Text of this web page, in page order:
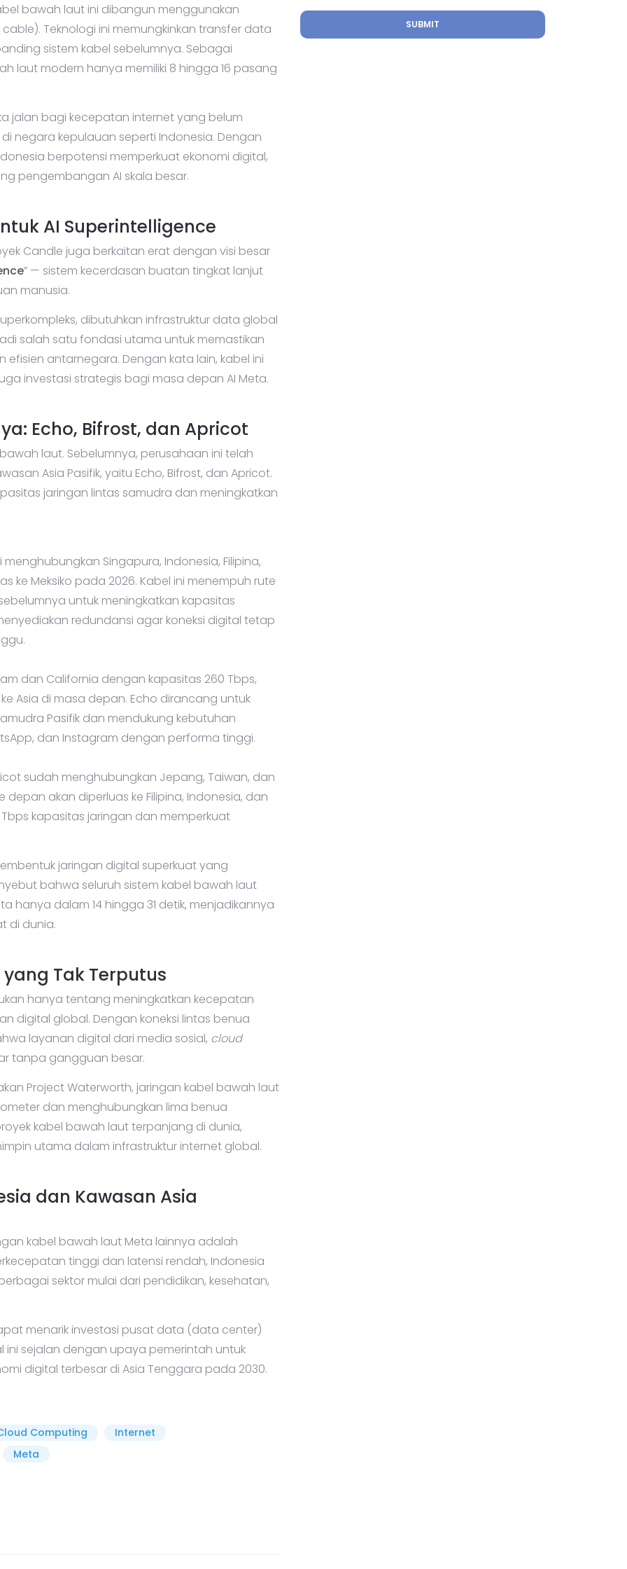
bawah laut ini dibangun menggunakan
Teknologi ini memungkinkan transfer data
sistem kabel sebelumnya. Sebagai
laut modern hanya memiliki 8 hingga 16 pasang
jalan bagi kecepatan internet yang belum
negara kepulauan seperti Indonesia. Dengan
berpotensi memperkuat ekonomi digital,
pengembangan AI skala besar.
AI Superintelligence
Candle juga berkaitan erat dengan visi besar
” — sistem kecerdasan buatan tingkat lanjut
manusia.
dibutuhkan infrastruktur data global
salah satu fondasi utama untuk memastikan
antarnegara. Dengan kata lain, kabel ini
investasi strategis bagi masa depan AI Meta.
Echo, Bifrost, dan Apricot
laut. Sebelumnya, perusahaan ini telah
Asia Pasifik, yaitu Echo, Bifrost, dan Apricot.
jaringan lintas samudra dan meningkatkan
Singapura, Indonesia, Filipina,
ke Meksiko pada 2026. Kabel ini menempuh rute
untuk meningkatkan kapasitas
redundansi agar koneksi digital tetap
dan California dengan kapasitas 260 Tbps,
Asia di masa depan. Echo dirancang untuk
Pasifik dan mendukung kebutuhan
dan Instagram dengan performa tinggi.
sudah menghubungkan Jepang, Taiwan, dan
akan diperluas ke Filipina, Indonesia, dan
kapasitas jaringan dan memperkuat
jaringan digital superkuat yang
bahwa seluruh sistem kabel bawah laut
hanya dalam 14 hingga 31 detik, menjadikannya
di dunia.
Tak Terputus
hanya tentang meningkatkan kecepatan
digital global. Dengan koneksi lintas benua
layanan digital dari media sosial, cloud
tanpa gangguan besar.
Project Waterworth, jaringan kabel bawah laut
dan menghubungkan lima benua
kabel bawah laut terpanjang di dunia,
utama dalam infrastruktur internet global.
dan Kawasan Asia
kabel bawah laut Meta lainnya adalah
tinggi dan latensi rendah, Indonesia
sektor mulai dari pendidikan, kesehatan,
menarik investasi pusat data (data center)
ini sejalan dengan upaya pemerintah untuk
digital terbesar di Asia Tenggara pada 2030.
Computing
Internet
Meta
SUBMIT